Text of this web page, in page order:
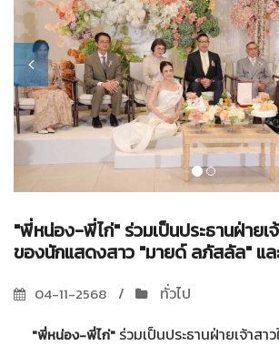
"พี่หน่อง-พี่ไก่" ร่วมเป็นประธานฝ่ายเ
ของนักแสดงสาว "มายด์ ลภัสลัล" แ
04-11-2568 ทั่วไป
"พี่หน่อง-พี่ไก่" ร่วมเป็นประธานฝ่ายเจ้าส